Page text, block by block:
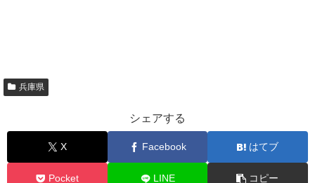
兵庫県
シェアする
X Facebook はてブ
Pocket LINE コピー